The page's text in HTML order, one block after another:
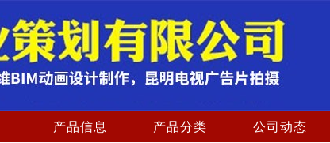
产品信息 产品分类 公司动态